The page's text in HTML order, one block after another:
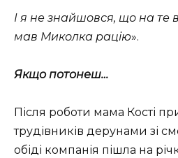
І я не знайшовся, що на те
мав Миколка рацію».
Якщо потонеш…
Після роботи мама Кості
трудівників дерунами зі
обіді компанія пішла на